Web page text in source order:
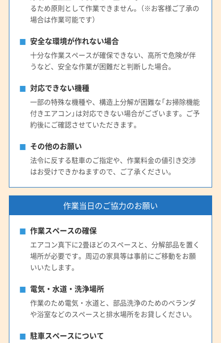
るため原則として作業できません。（※お客様ご了承の
場合は作業可能です）
安全な環境が作れない場合
十分な作業スペースが確保できない、高所で危険が伴
うなど、安全な作業が困難だと判断した場合。
対応できない機種
一部の特殊な機種や、構造上分解が困難な「お掃除機能
付きエアコン」は対応できない場合がございます。ご予
約後にご確認させていただきます。
その他のお願い
法令に反する駐車のご指定や、作業料金の値引き交渉
はお受けできかねますので、ご了承ください。
作業当日のご協力のお願い
作業スペースの確保
エアコン真下に2畳ほどのスペースと、分解部品を置く
場所が必要です。周辺の家具等は事前にご移動をお願
いいたします。
電気・水道・洗浄場所
作業のため電気・水道と、部品洗浄のためのベランダ
や浴室などのスペースと排水場所をお貸しください。
駐車スペースについて